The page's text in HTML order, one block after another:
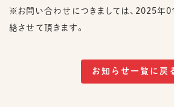
※お問い合わせにつきましては、2025年01
絡させて頂きます。
お知らせ一覧に戻